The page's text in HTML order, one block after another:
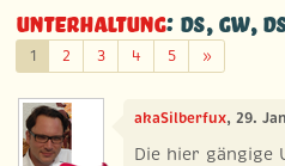
Unterhaltung: ds, gw,
1 2 3 4 5 »Weiter
akaSilberfux, 29.
Die hier gängige